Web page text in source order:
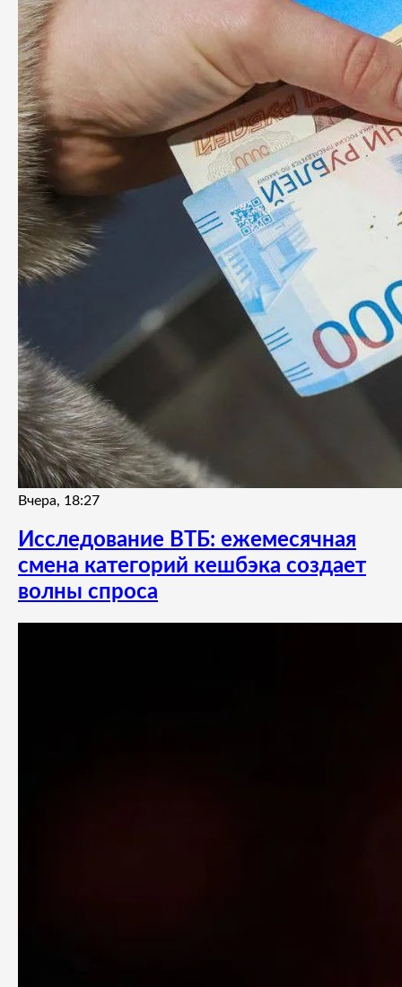
Вчера, 18:27
Исследование ВТБ: ежемесячная
смена категорий кешбэка создает
волны спроса